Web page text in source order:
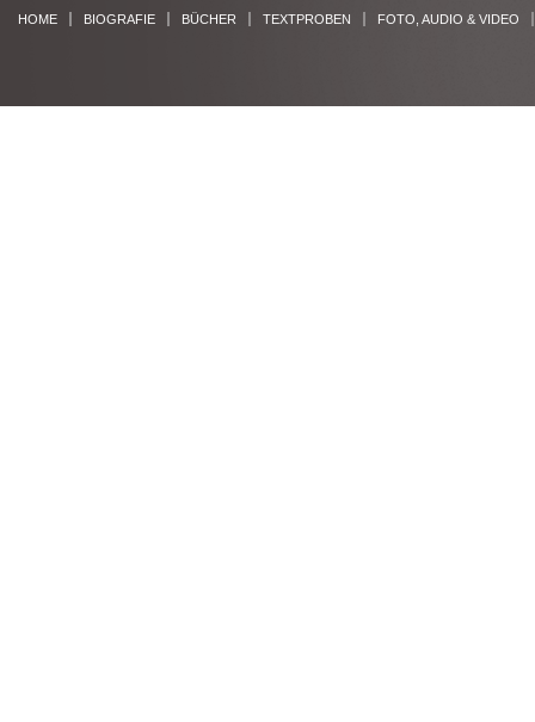
HOME BIOGRAFIE BÜCHER TEXTPROBEN FOTO, AUDIO & VIDEO